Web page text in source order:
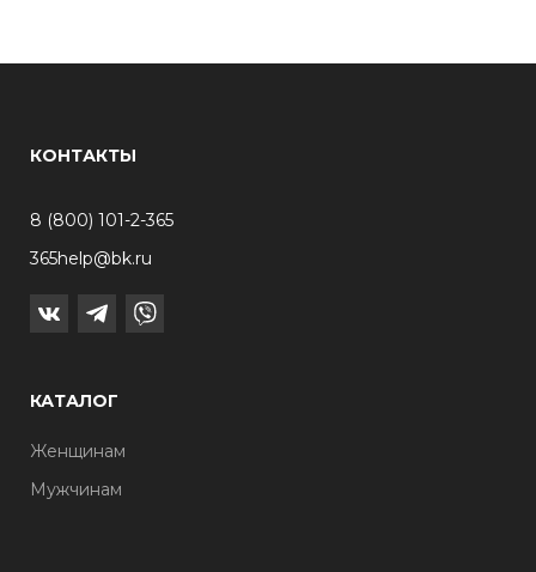
КОНТАКТЫ
8 (800) 101-2-365
365help@bk.ru
КАТАЛОГ
Женщинам
Мужчинам